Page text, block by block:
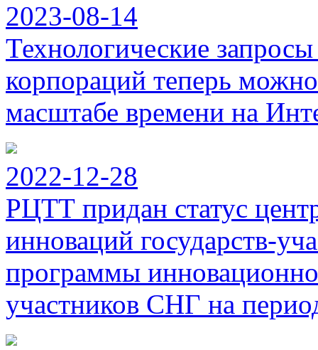
2023-08-14
Технологические
корпораций теперь
масштабе времени на
2022-12-28
РЦТТ придан статус
инноваций государств-
программы
участников СНГ на